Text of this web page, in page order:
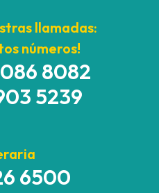
llamadas:
números!
8082
5239
6500